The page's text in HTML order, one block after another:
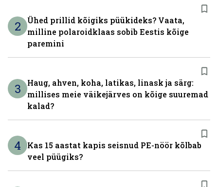
2
Ühed prillid kõigiks püükideks? Vaata,
milline polaroidklaas sobib Eestis kõige
paremini
3
Haug, ahven, koha, latikas, linask ja särg:
millises meie väikejärves on kõige suuremad
kalad?
4
Kas 15 aastat kapis seisnud PE-nöör kõlbab
veel püügiks?